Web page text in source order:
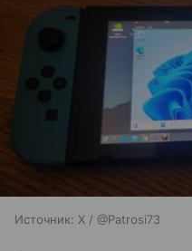
Источник: X / @Patrosi73